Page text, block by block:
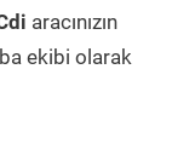
aracınızın
ekibi olarak